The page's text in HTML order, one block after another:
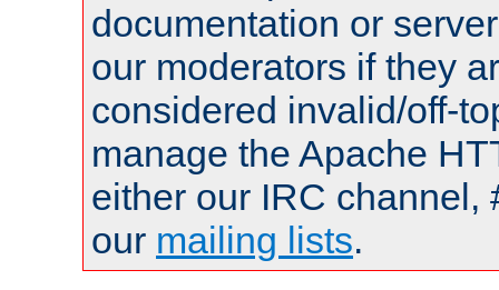
documentation or
our moderators if they
considered invalid/off-
manage the Apache
either our IRC channel,
our mailing lists.